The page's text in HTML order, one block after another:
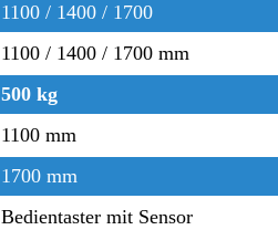
1100 / 1400 / 1700
1100 / 1400 / 1700 mm
500 kg
1100 mm
1700 mm
Bedientaster mit Sensor